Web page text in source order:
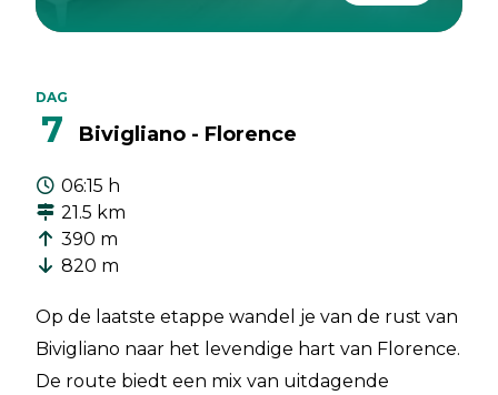
DAG
7 Bivigliano - Florence
06:15 h
21.5 km
390 m
820 m
Op de laatste etappe wandel je van de rust van
Bivigliano naar het levendige hart van Florence.
De route biedt een mix van uitdagende